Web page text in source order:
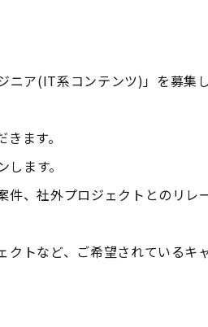
ニア(IT系コンテンツ)」を募集し
ます。
ます。
件、社外プロジェクトとのリレ
トなど、ご希望されているキ